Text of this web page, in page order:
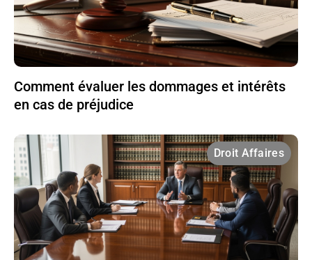
Comment évaluer les dommages et intérêts
en cas de préjudice
Droit Affaires